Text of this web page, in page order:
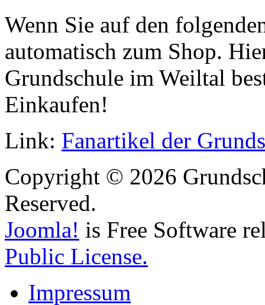
Wenn Sie auf den
automatisch zum Shop.
Grundschule im Weiltal
Einkaufen!
Link: Fanartikel der
Copyright © 2026
Reserved.
Joomla! is Free Software
Public License.
Impressum